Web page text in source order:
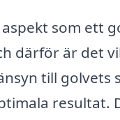
som ett
därför är det
till golvets
resultat.